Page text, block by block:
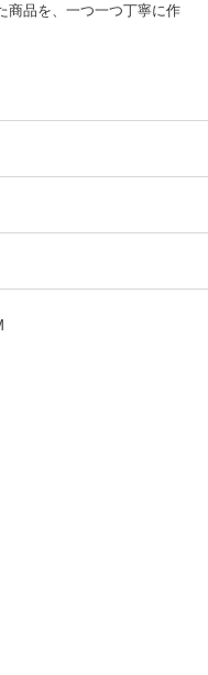
商品を、一つ一つ丁寧に作